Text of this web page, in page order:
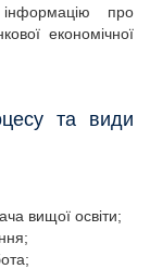
інформацію про
економічної
та види
вищої освіти;